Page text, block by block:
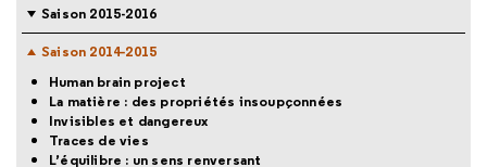
Saison 2015-2016
Saison 2014-2015
Human brain project
La matière : des propriétés insoupçonnées
Invisibles et dangereux
Traces de vies
L’équilibre : un sens renversant